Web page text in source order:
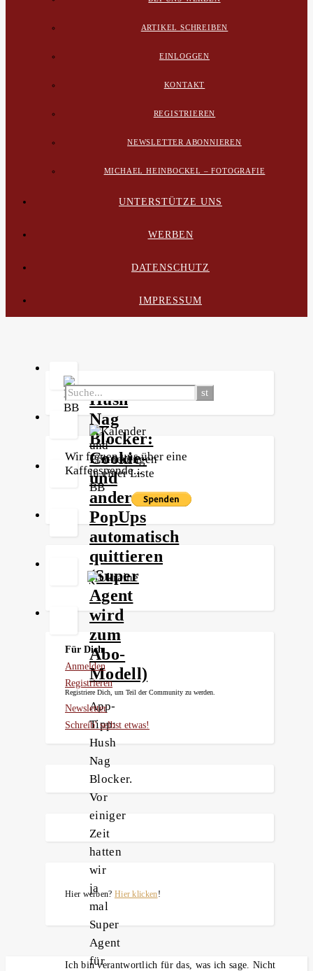
ARTIKEL SCHREIBEN
EINLOGGEN
KONTAKT
REGISTRIEREN
NEWSLETTER ABONNIEREN
MICHAEL HEINBOCKEL – FOTOGRAFIE
UNTERSTÜTZE UNS
WERBEN
DATENSCHUTZ
IMPRESSUM
Hush
Nag
Blocker:
Cookie-
und
andere
PopUps
automatisch
quittieren
(Super
Agent
wird
zum
Abo-
Modell)
App-
Tipp:
Hush
Nag
Blocker.
Vor
einiger
Zeit
hatten
wir
ja
mal
Super
Agent
für
Wir freuen uns über eine
Kaffeespende...
Für Dich
Anmelden
Registrieren
Registriere Dich, um Teil der Community zu werden.
Newsletter
Schreib' selbst etwas!
Hier werben? Hier klicken!
Ich bin verantwortlich für das, was ich sage. Nicht